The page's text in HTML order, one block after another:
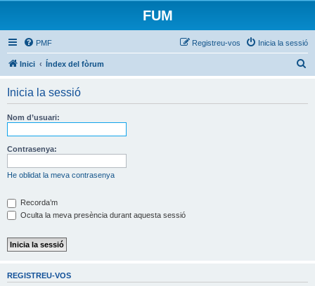
FUM
PMF Inicia la sessió
Registreu-vos
Inici Índex del fòrum
Inicia la sessió
Nom d’usuari:
Contrasenya:
He oblidat la meva contrasenya
Recorda’m
Oculta la meva presència durant aquesta sessió
REGISTREU-VOS